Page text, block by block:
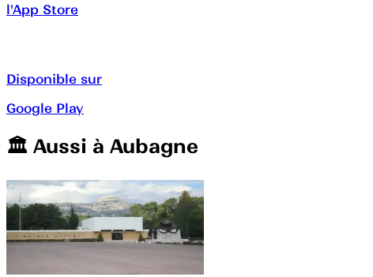
l'App Store
Disponible sur
Google Play
🏛️️ Aussi à Aubagne